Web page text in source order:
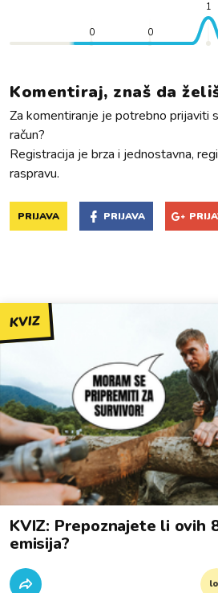
0 0
1
Komentiraj, znaš da
Za komentiranje je potrebno prijaviti
račun?
Registracija je brza i jednostavna,
raspravu.
PRIJAVA PRIJAVA
KVIZ
KVIZ: Prepoznajete li ovih
emisija?